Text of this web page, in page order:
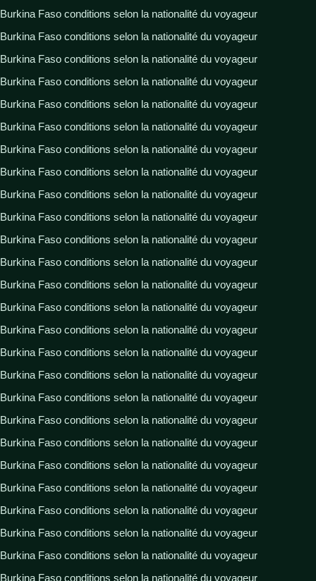
Burkina Faso conditions selon la nationalité du voyageur
Burkina Faso conditions selon la nationalité du voyageur
Burkina Faso conditions selon la nationalité du voyageur
Burkina Faso conditions selon la nationalité du voyageur
Burkina Faso conditions selon la nationalité du voyageur
Burkina Faso conditions selon la nationalité du voyageur
Burkina Faso conditions selon la nationalité du voyageur
Burkina Faso conditions selon la nationalité du voyageur
Burkina Faso conditions selon la nationalité du voyageur
Burkina Faso conditions selon la nationalité du voyageur
Burkina Faso conditions selon la nationalité du voyageur
Burkina Faso conditions selon la nationalité du voyageur
Burkina Faso conditions selon la nationalité du voyageur
Burkina Faso conditions selon la nationalité du voyageur
Burkina Faso conditions selon la nationalité du voyageur
Burkina Faso conditions selon la nationalité du voyageur
Burkina Faso conditions selon la nationalité du voyageur
Burkina Faso conditions selon la nationalité du voyageur
Burkina Faso conditions selon la nationalité du voyageur
Burkina Faso conditions selon la nationalité du voyageur
Burkina Faso conditions selon la nationalité du voyageur
Burkina Faso conditions selon la nationalité du voyageur
Burkina Faso conditions selon la nationalité du voyageur
Burkina Faso conditions selon la nationalité du voyageur
Burkina Faso conditions selon la nationalité du voyageur
Burkina Faso conditions selon la nationalité du voyageur